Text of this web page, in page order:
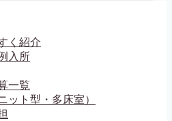
く紹介
入所
一覧
ット型・多床室）